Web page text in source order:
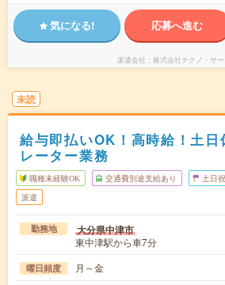
気になる! 応募へ進む
派遣会社 株式会社テクノ・サ
未読
給与即払いOK！高時給！土日
レーター業務
職種未経験OK 交通費別途支給あり 土日
派遣
勤務地 大分県中津市
東中津駅から車7分
曜日頻度 月～金